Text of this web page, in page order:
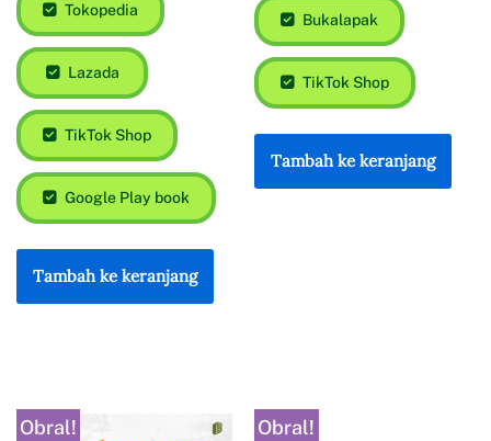
Tokopedia
Lazada
TikTok Shop
Google Play book
Tambah ke keranjang
Bukalapak
TikTok Shop
Tambah ke keranjang
Obral! Obral!